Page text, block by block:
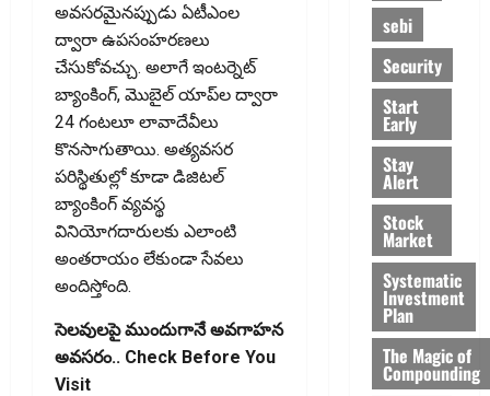
అవసరమైనప్పుడు ఏటీఎంల
ద్వారా ఉపసంహరణలు
చేసుకోవచ్చు. అలాగే ఇంటర్నెట్‌
బ్యాంకింగ్‌, మొబైల్‌ యాప్‌ల ద్వారా
24 గంటలూ లావాదేవీలు
కొనసాగుతాయి. అత్యవసర
పరిస్థితుల్లో కూడా డిజిటల్‌
బ్యాంకింగ్‌ వ్యవస్థ
వినియోగదారులకు ఎలాంటి
అంతరాయం లేకుండా సేవలు
అందిస్తోంది.
సెలవులపై ముందుగానే అవగాహన
అవసరం.. Check Before You
Visit
sebi
Security
Start
Early
Stay
Alert
Stock
Market
Systematic
Investment
Plan
The Magic of
Compounding